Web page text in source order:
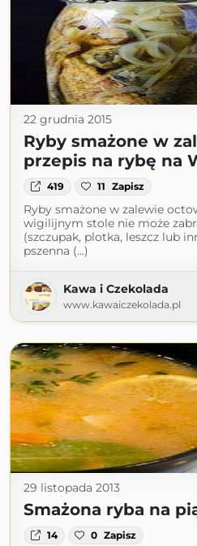
22 grudnia 2015
Ryby smażone w
przepis na rybę na
419 11 Zapisz
Ryby smażone w zalewie
wigilijnym stole nie może
(szczupak, plotka, leszcz lub
pszenna (...)
Kawa i Czekolada
www.kawaiczekolada.pl
29 listopada 2013
Smażona ryba na
14 0 Zapisz